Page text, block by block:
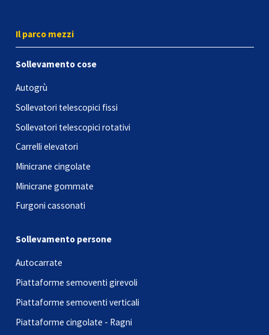
Il parco mezzi
Sollevamento cose
Autogrù
Sollevatori telescopici fissi
Sollevatori telescopici rotativi
Carrelli elevatori
Minicrane cingolate
Minicrane gommate
Furgoni cassonati
Sollevamento persone
Autocarrate
Piattaforme semoventi girevoli
Piattaforme semoventi verticali
Piattaforme cingolate - Ragni